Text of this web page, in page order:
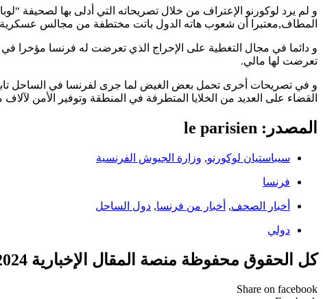
و لم يرد لوكورنو الإعتراف من خلال تصريحاته التي أدلى بها لصحيفة
المطاف,معتبرا أن شعوب هاته الدول باتت مختطفة من مجالس عسكرية
و دائما في مجال التغطية على الإحراج الذي تعرضت له فرنسا مؤخرا
تعرضت لها مالي.
و في تصريحات أخرى تحمل بعض الغيض لما جرى لفرنسا في الساحل تابع
القضاء على العديد من الخلايا المتطرفة في المنطقة وتوفير الأمن
المصدر: le parisien
سيباستيان لوكورنو, وزارة الجيوش الفرنسية
فرنسا
أخبار الصحف, أخبار من فرنسا, دول الساحل
دولي
كل الحقوق محفوظة منصة المقال الإخبارية 2024 ©
Share on facebook